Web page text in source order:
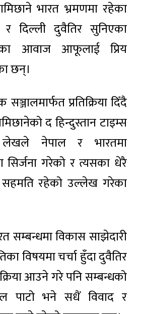
भारत भ्रमणमा रहेका
दिल्ली दुवैतिर सुनिएका
का आवाज आफूलाई प्रिय
छन्।
प्रतिक्रिया दिँदै
द हिन्दुस्तान टाइम्स
लेखले नेपाल र भारतमा
गरेको र त्यसका धेरै
रहेको उल्लेख गरेका
सम्बन्धमा विकास साझेदारी
विषयमा चर्चा हुँदा दुवैतिर
आउने गरे पनि सम्बन्धको
पाटो भने सधैं विवाद र